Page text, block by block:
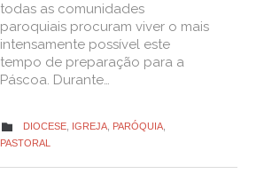
todas as comunidades
paroquiais procuram viver o mais
intensamente possível este
tempo de preparação para a
Páscoa. Durante…
 CATEGORY
DIOCESE IGREJA PARÓQUIA
PASTORAL